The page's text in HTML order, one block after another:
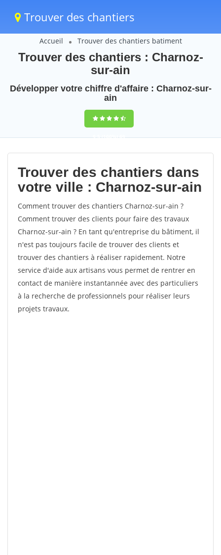
Trouver des chantiers
Accueil Trouver des chantiers batiment
Trouver des chantiers : Charnoz-
sur-ain
Développer votre chiffre d'affaire : Charnoz-sur-
ain
9,5(100%)69
votes
Trouver des chantiers dans
votre ville : Charnoz-sur-ain
Comment trouver des chantiers Charnoz-sur-ain ?
Comment trouver des clients pour faire des travaux
Charnoz-sur-ain ? En tant qu'entreprise du bâtiment, il
n'est pas toujours facile de trouver des clients et
trouver des chantiers à réaliser rapidement. Notre
service d'aide aux artisans vous permet de rentrer en
contact de manière instantannée avec des particuliers
à la recherche de professionnels pour réaliser leurs
projets travaux.